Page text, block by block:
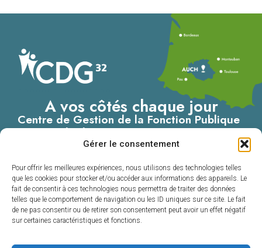
Gérer le consentement
Pour offrir les meilleures expériences, nous utilisons des technologies telles
que les cookies pour stocker et/ou accéder aux informations des appareils. Le
fait de consentir à ces technologies nous permettra de traiter des données
telles que le comportement de navigation ou les ID uniques sur ce site. Le fait
de ne pas consentir ou de retirer son consentement peut avoir un effet négatif
sur certaines caractéristiques et fonctions.
A vos côtés chaque jour
Centre de Gestion de la Fonction Publique
Territoriale du Gers
4, Place du Maréchal Lannes
– B.P. 80002
32001 AUCH CEDEX
05 62 60 15 00
Nous contacter